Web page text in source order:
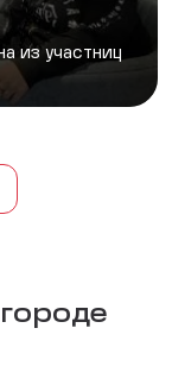
из участниц